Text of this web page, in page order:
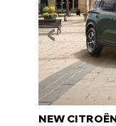
NEW